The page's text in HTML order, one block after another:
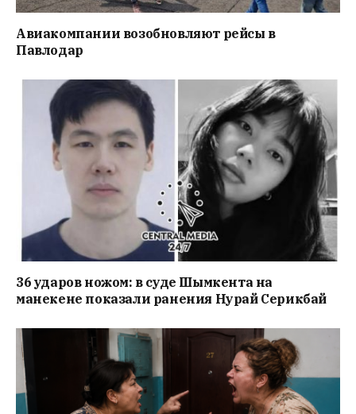
Авиакомпании возобновляют рейсы в
Павлодар
36 ударов ножом: в суде Шымкента на
манекене показали ранения Нурай Серикбай